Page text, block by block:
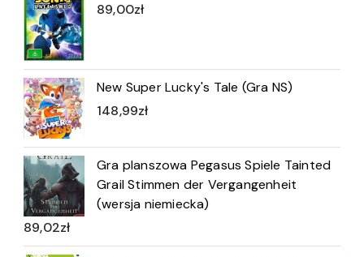
89,00zł
New Super Lucky's Tale (Gra NS)
148,99zł
Gra planszowa Pegasus Spiele Tainted
Grail Stimmen der Vergangenheit
(wersja niemiecka)
89,02zł